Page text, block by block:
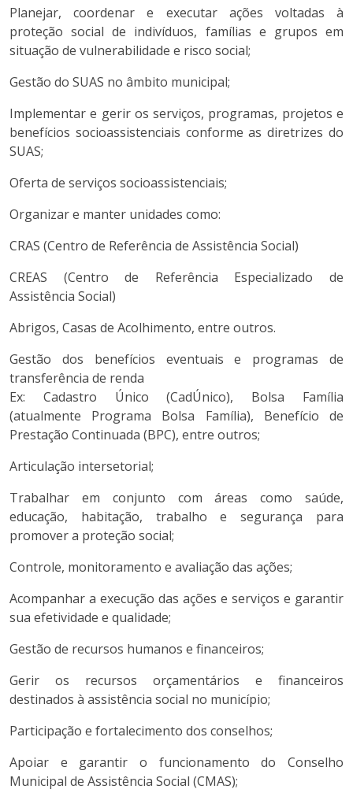
Planejar, coordenar e executar ações voltadas à
proteção social de indivíduos, famílias e grupos em
situação de vulnerabilidade e risco social;
Gestão do SUAS no âmbito municipal;
Implementar e gerir os serviços, programas, projetos e
benefícios socioassistenciais conforme as diretrizes do
SUAS;
Oferta de serviços socioassistenciais;
Organizar e manter unidades como:
CRAS (Centro de Referência de Assistência Social)
CREAS (Centro de Referência Especializado de
Assistência Social)
Abrigos, Casas de Acolhimento, entre outros.
Gestão dos benefícios eventuais e programas de
transferência de renda
Ex: Cadastro Único (CadÚnico), Bolsa Família
(atualmente Programa Bolsa Família), Benefício de
Prestação Continuada (BPC), entre outros;
Articulação intersetorial;
Trabalhar em conjunto com áreas como saúde,
educação, habitação, trabalho e segurança para
promover a proteção social;
Controle, monitoramento e avaliação das ações;
Acompanhar a execução das ações e serviços e garantir
sua efetividade e qualidade;
Gestão de recursos humanos e financeiros;
Gerir os recursos orçamentários e financeiros
destinados à assistência social no município;
Participação e fortalecimento dos conselhos;
Apoiar e garantir o funcionamento do Conselho
Municipal de Assistência Social (CMAS);